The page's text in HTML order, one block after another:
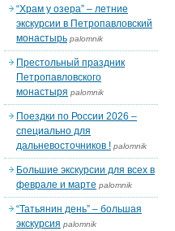
“Храм у озера” – летние
экскурсии в Петропавловский
монастырь palomnik
Престольный праздник
Петропавловского
монастыря palomnik
Поездки по России 2026 –
специально для
дальневосточников ! palomnik
Большие экскурсии для всех в
феврале и марте palomnik
“Татьянин день” – большая
экскурсия palomnik